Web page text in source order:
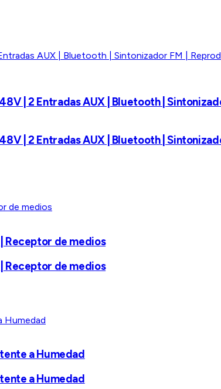
| 2 Entradas AUX | Bluetooth |
| 2 Entradas AUX | Bluetooth |
Receptor de medios
Receptor de medios
a Humedad
a Humedad